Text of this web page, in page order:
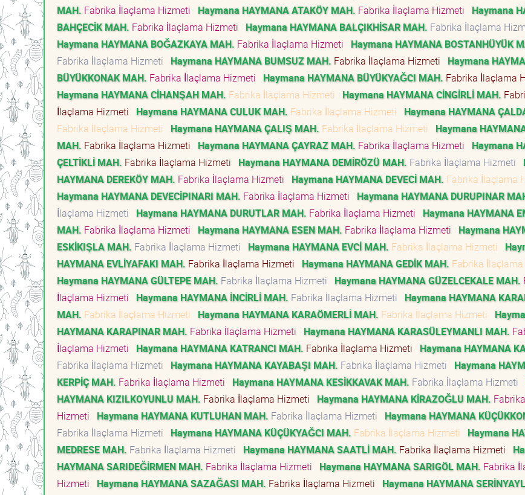
MAH. Fabrika İlaçlama Hizmeti Haymana HAYMANA ATAKÖY MAH. Fabrika İlaçlama Hizmeti
Haymana
BAHÇECİK MAH. Fabrika İlaçlama Hizmeti Haymana HAYMANA BALÇIKHİSAR MAH. Fabrika İlaçlama
Haymana HAYMANA BOĞAZKAYA MAH. Fabrika İlaçlama Hizmeti
Haymana HAYMANA BOSTANHÜYÜK
Fabrika İlaçlama Hizmeti
Haymana HAYMANA BUMSUZ MAH. Fabrika İlaçlama Hizmeti
Haymana
BÜYÜKKONAK MAH. Fabrika İlaçlama Hizmeti Haymana HAYMANA BÜYÜKYAĞCI MAH. Fabrika İlaçlama
Haymana HAYMANA CİHANŞAH MAH. Fabrika İlaçlama Hizmeti Haymana HAYMANA CİNGİRLİ MAH.
İlaçlama Hizmeti
Haymana HAYMANA CULUK MAH. Fabrika İlaçlama Hizmeti
Haymana HAYMANA
Fabrika İlaçlama Hizmeti
Haymana HAYMANA ÇALIŞ MAH. Fabrika İlaçlama Hizmeti
Haymana
MAH. Fabrika İlaçlama Hizmeti Haymana HAYMANA ÇAYRAZ MAH. Fabrika İlaçlama Hizmeti
Haymana
ÇELTİKLİ MAH. Fabrika İlaçlama Hizmeti Haymana HAYMANA DEMİRÖZÜ MAH. Fabrika İlaçlama Hizmeti
HAYMANA DEREKÖY MAH. Fabrika İlaçlama Hizmeti Haymana HAYMANA DEVECİ MAH. Fabrika İlaçlama
Haymana HAYMANA DEVECİPINARI MAH. Fabrika İlaçlama Hizmeti Haymana HAYMANA DURUPINAR
İlaçlama Hizmeti
Haymana HAYMANA DURUTLAR MAH. Fabrika İlaçlama Hizmeti
Haymana HAYMANA
MAH. Fabrika İlaçlama Hizmeti Haymana HAYMANA ESEN MAH. Fabrika İlaçlama Hizmeti
Haymana
ESKİKIŞLA MAH. Fabrika İlaçlama Hizmeti Haymana HAYMANA EVCİ MAH. Fabrika İlaçlama Hizmeti
HAYMANA EVLİYAFAKI MAH. Fabrika İlaçlama Hizmeti Haymana HAYMANA GEDİK MAH. Fabrika
Haymana HAYMANA GÜLTEPE MAH. Fabrika İlaçlama Hizmeti Haymana HAYMANA GÜZELCEKALE MAH.
İlaçlama Hizmeti
Haymana HAYMANA İNCİRLİ MAH. Fabrika İlaçlama Hizmeti
Haymana HAYMANA
MAH. Fabrika İlaçlama Hizmeti Haymana HAYMANA KARAÖMERLİ MAH. Fabrika İlaçlama Hizmeti
HAYMANA KARAPINAR MAH. Fabrika İlaçlama Hizmeti Haymana HAYMANA KARASÜLEYMANLI MAH.
İlaçlama Hizmeti
Haymana HAYMANA KATRANCI MAH. Fabrika İlaçlama Hizmeti
Haymana HAYMANA
Fabrika İlaçlama Hizmeti
Haymana HAYMANA KAYABAŞI MAH. Fabrika İlaçlama Hizmeti
Haymana
KERPİÇ MAH. Fabrika İlaçlama Hizmeti Haymana HAYMANA KESİKKAVAK MAH. Fabrika İlaçlama Hizmeti
HAYMANA KIZILKOYUNLU MAH. Fabrika İlaçlama Hizmeti Haymana HAYMANA KİRAZOĞLU MAH.
Hizmeti
Haymana HAYMANA KUTLUHAN MAH. Fabrika İlaçlama Hizmeti
Haymana HAYMANA
Fabrika İlaçlama Hizmeti
Haymana HAYMANA KÜÇÜKYAĞCI MAH. Fabrika İlaçlama Hizmeti
Haymana
MEDRESE MAH. Fabrika İlaçlama Hizmeti Haymana HAYMANA SAATLİ MAH. Fabrika İlaçlama Hizmeti
HAYMANA SARIDEĞİRMEN MAH. Fabrika İlaçlama Hizmeti Haymana HAYMANA SARIGÖL MAH. Fabrika
Hizmeti
Haymana HAYMANA SAZAĞASI MAH. Fabrika İlaçlama Hizmeti
Haymana HAYMANA